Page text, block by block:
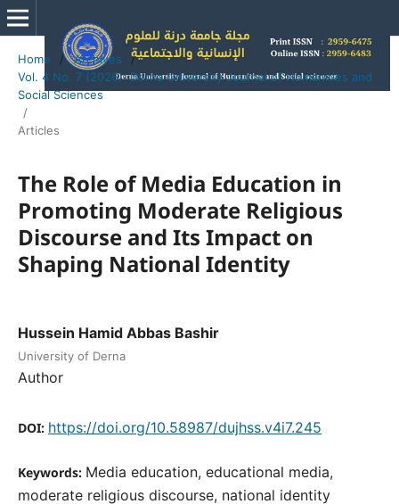
Home / Archives
/
Vol. 4 No. 7 (2026): Derna University Journal of Humanities and
Social Sciences
/
Articles
The Role of Media Education in
Promoting Moderate Religious
Discourse and Its Impact on
Shaping National Identity
Hussein Hamid Abbas Bashir
University of Derna
Author
DOI: https://doi.org/10.58987/dujhss.v4i7.245
Keywords: Media education, educational media,
moderate religious discourse, national identity